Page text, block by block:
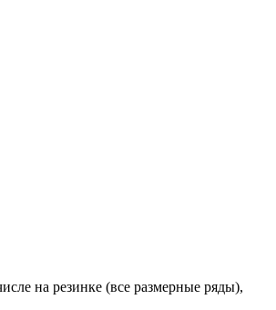
на резинке (все размерные ряды),